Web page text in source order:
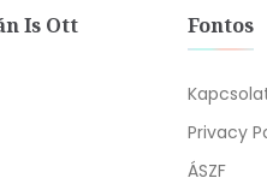
Is Ott Fontos
Privacy
ÁSZF